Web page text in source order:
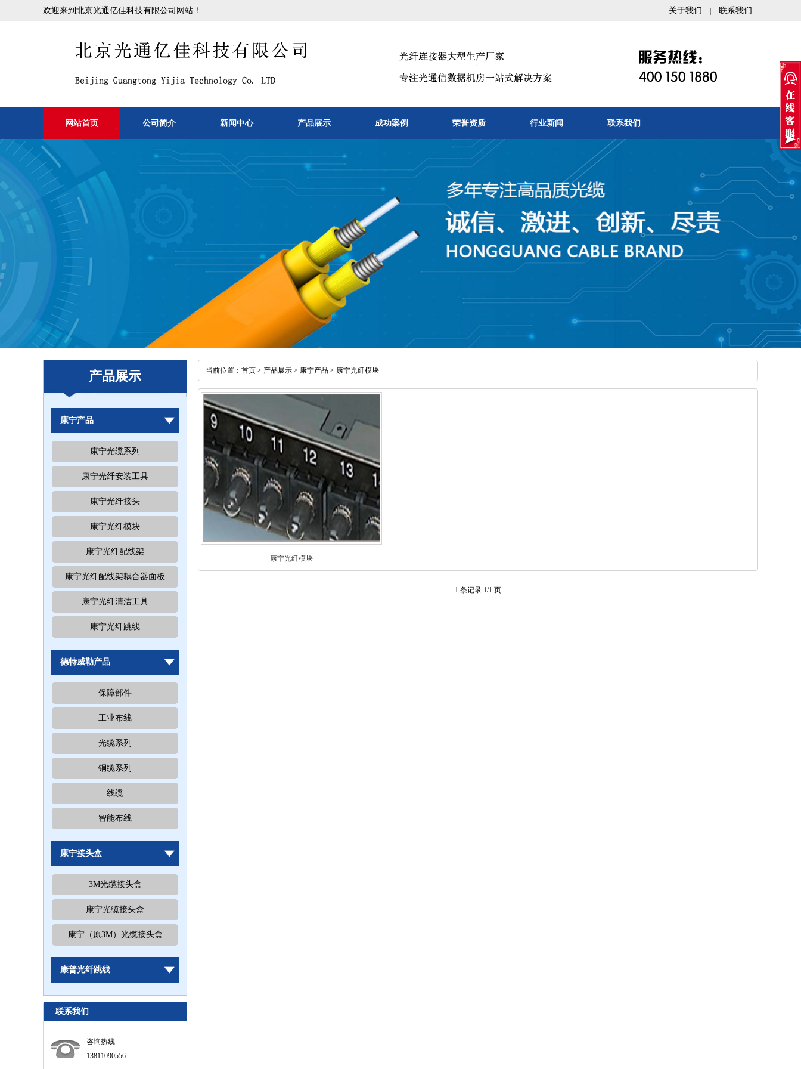
欢迎来到北京光通亿佳科技有限公司网站！ 关于我们 联系我们
网站首页 公司简介 新闻中心 产品展示 成功案例 荣誉资质 行业新闻 联系我们
产品展示
康宁产品
康宁光缆系列
康宁光纤安装工具
康宁光纤接头
康宁光纤模块
康宁光纤配线架
康宁光纤配线架耦合器面板
康宁光纤清洁工具
康宁光纤跳线
德特威勒产品
保障部件
工业布线
光缆系列
铜缆系列
线缆
智能布线
康宁接头盒
3M光缆接头盒
康宁光缆接头盒
康宁（原3M）光缆接头盒
康普光纤跳线
联系我们
咨询热线
13811090556
当前位置： 首页 > 产品展示 > 康宁产品 > 康宁光纤模块
康宁光纤模块
1 条记录 1/1 页